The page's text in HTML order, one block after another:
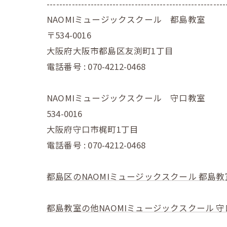
NAOMIミュージックスクール 都島教室
〒534-0016
大阪府大阪市都島区友渕町1丁目
電話番号 : 070-4212-0468
NAOMIミュージックスクール 守口教室
534-0016
大阪府守口市梶町1丁目
電話番号 : 070-4212-0468
都島区のNAOMIミュージックスクール 都島教
都島教室の他NAOMIミュージックスクール